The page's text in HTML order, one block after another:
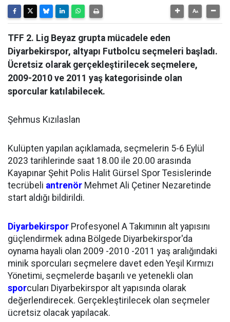
TFF 2. Lig Beyaz grupta mücadele eden
Diyarbekirspor, altyapı Futbolcu seçmeleri başladı.
Ücretsiz olarak gerçekleştirilecek seçmelere,
2009-2010 ve 2011 yaş kategorisinde olan
sporcular katılabilecek.
Şehmus Kızılaslan
Kulüpten yapılan açıklamada, seçmelerin 5-6 Eylül
2023 tarihlerinde saat 18.00 ile 20.00 arasında
Kayapınar Şehit Polis Halit Gürsel Spor Tesislerinde
tecrübeli antrenör Mehmet Ali Çetiner Nezaretinde
start aldığı bildirildi.
Diyarbekirspor Profesyonel A Takımının alt yapısını
güçlendirmek adına Bölgede Diyarbekirspor'da
oynama hayali olan 2009 -2010 -2011 yaş aralığındaki
minik sporcuları seçmelere davet eden Yeşil Kırmızı
Yönetimi, seçmelerde başarılı ve yetenekli olan
sporcuları Diyarbekirspor alt yapısında olarak
değerlendirecek. Gerçekleştirilecek olan seçmeler
ücretsiz olacak yapılacak.